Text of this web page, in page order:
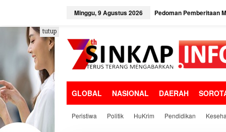
e
k
o
n
t
e
n
Minggu, 9 Agustus 2026 Pedoman Pemberitaan
GLOBAL NASIONAL DAERAH
Peristiwa Politik HuKrim Pendidikan
tutup